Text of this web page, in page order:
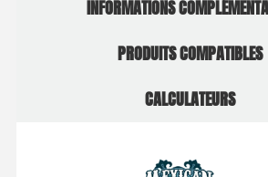
INFORMATIONS
PRODUITS COMPATIBLES
CALCULATEURS